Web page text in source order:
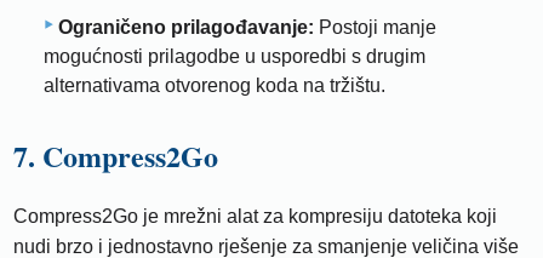
Ograničeno prilagođavanje: Postoji manje
mogućnosti prilagodbe u usporedbi s drugim
alternativama otvorenog koda na tržištu.
7. Compress2Go
Compress2Go je mrežni alat za kompresiju datoteka koji
nudi brzo i jednostavno rješenje za smanjenje veličina više